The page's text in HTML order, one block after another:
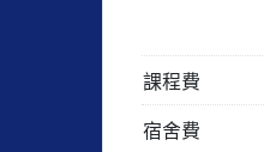
課程費
宿舍費